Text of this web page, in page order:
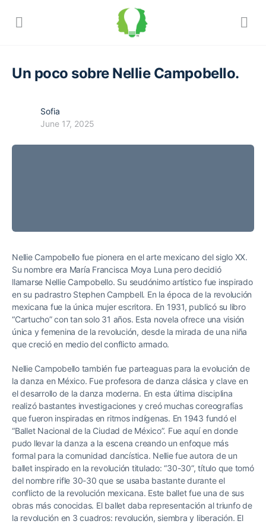
Un poco sobre Nellie Campobello.
Sofia
June 17, 2025
Nellie Campobello fue pionera en el arte mexicano del siglo XX.
Su nombre era María Francisca Moya Luna pero decidió
llamarse Nellie Campobello. Su seudónimo artístico fue inspirado
en su padrastro Stephen Campbell. En la época de la revolución
mexicana fue la única mujer escritora. En 1931, publicó su libro
“Cartucho” con tan solo 31 años. Esta novela ofrece una visión
única y femenina de la revolución, desde la mirada de una niña
que creció en medio del conflicto armado.
Nellie Campobello también fue parteaguas para la evolución de
la danza en México. Fue profesora de danza clásica y clave en
el desarrollo de la danza moderna. En esta última disciplina
realizó bastantes investigaciones y creó muchas coreografías
que fueron inspiradas en ritmos indígenas. En 1943 fundó el
“Ballet Nacional de la Ciudad de México”. Fue aquí en donde
pudo llevar la danza a la escena creando un enfoque más
formal para la comunidad dancística. Nellie fue autora de un
ballet inspirado en la revolución titulado: “30-30”, título que tomó
del nombre rifle 30-30 que se usaba bastante durante el
conflicto de la revolución mexicana. Este ballet fue una de sus
obras más conocidas. El ballet daba representación al triunfo de
la revolución en 3 cuadros: revolución, siembra y liberación. El